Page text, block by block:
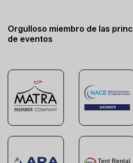
Orgulloso miembro de las
de eventos